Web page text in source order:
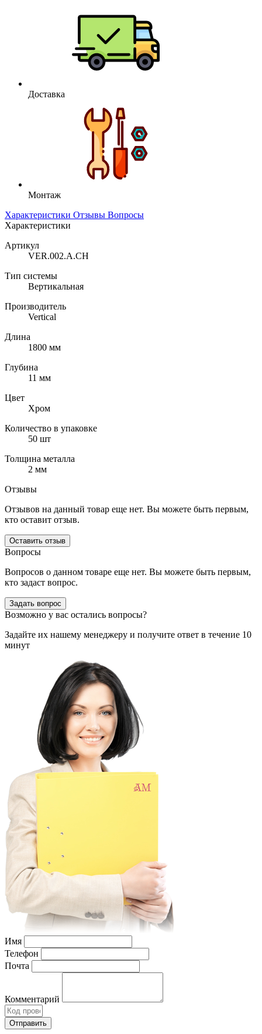
Доставка
Монтаж
Характеристики Отзывы Вопросы
Характеристики
Артикул
VER.002.A.CH
Тип системы
Вертикальная
Производитель
Vertical
Длина
1800 мм
Глубина
11 мм
Цвет
Хром
Количество в упаковке
50 шт
Толщина металла
2 мм
Отзывы
Отзывов на данный товар еще нет. Вы можете быть первым,
кто оставит отзыв.
Оставить отзыв
Вопросы
Вопросов о данном товаре еще нет. Вы можете быть первым,
кто задаст вопрос.
Задать вопрос
Возможно у вас остались вопросы?
Задайте их нашему менеджеру и получите ответ в течение 10
минут
Имя
Телефон
Почта
Комментарий